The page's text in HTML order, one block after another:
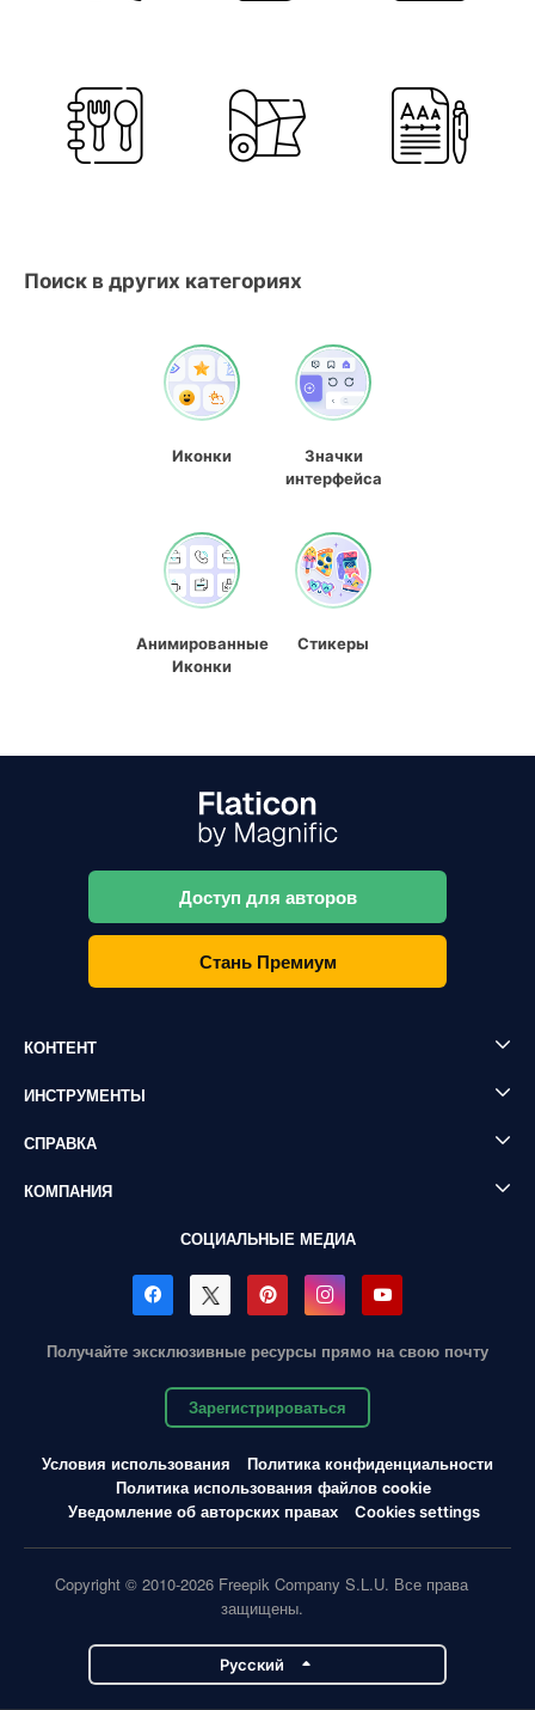
Поиск в других категориях
Иконки
Значки
интерфейса
Анимированные
Иконки
Стикеры
Доступ для авторов
Стань Премиум
КОНТЕНТ
ИНСТРУМЕНТЫ
СПРАВКА
КОМПАНИЯ
СОЦИАЛЬНЫЕ МЕДИА
Получайте эксклюзивные ресурсы прямо на свою почту
Зарегистрироваться
Условия использования
Политика конфиденциальности
Политика использования файлов cookie
Уведомление об авторских правах
Cookies settings
Copyright © 2010-2026 Freepik Company S.L.U. Все права
защищены.
Pусский